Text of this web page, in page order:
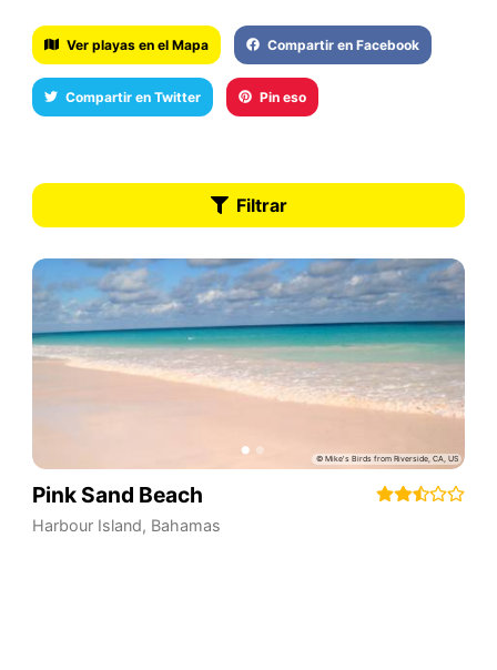
Ver playas en el Mapa Compartir en Facebook
Compartir en Twitter Pin eso
Filtrar
Pink Sand Beach
Harbour Island, Bahamas